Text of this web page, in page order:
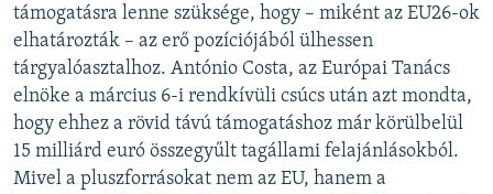
támogatásra lenne szüksége, hogy – miként az EU26-ok
elhatározták – az erő pozíciójából ülhessen
tárgyalóasztalhoz. António Costa, az Európai Tanács
elnöke a március 6-i rendkívüli csúcs után azt mondta,
hogy ehhez a rövid távú támogatáshoz már körülbelül
15 milliárd euró összegyűlt tagállami felajánlásokból.
Mivel a pluszforrásokat nem az EU, hanem a